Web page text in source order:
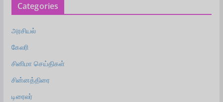
Categories
அரசியல்
கேலரி
சினிமா செய்திகள்
சின்னத்திரை
டிரைலர்